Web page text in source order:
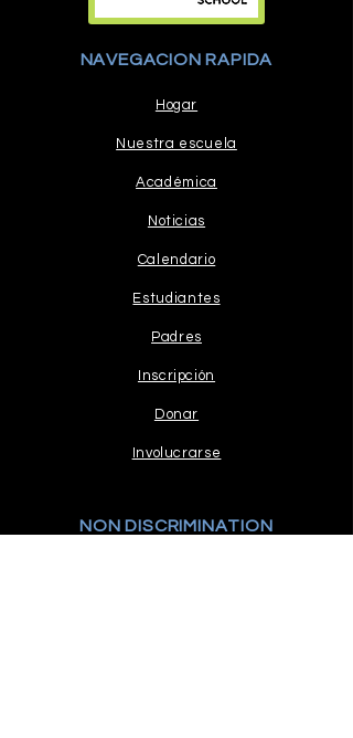
NAVEGACION RAPIDA
Hogar
Nuestra escuela
Académica
Noticias
Calendario
Estudiantes
Padres
Inscripción
Donar
Involucrarse
NON DISCRIMINATION